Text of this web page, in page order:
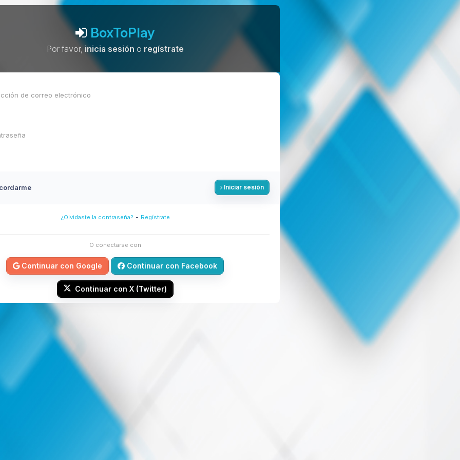
BoxToPlay
Por favor,inicia sesión o regístrate
Iniciar sesión
¿Olvidaste la contraseña? - Regístrate
O conectarse con
Continuar con Google Continuar con Facebook
Continuar con X (Twitter)